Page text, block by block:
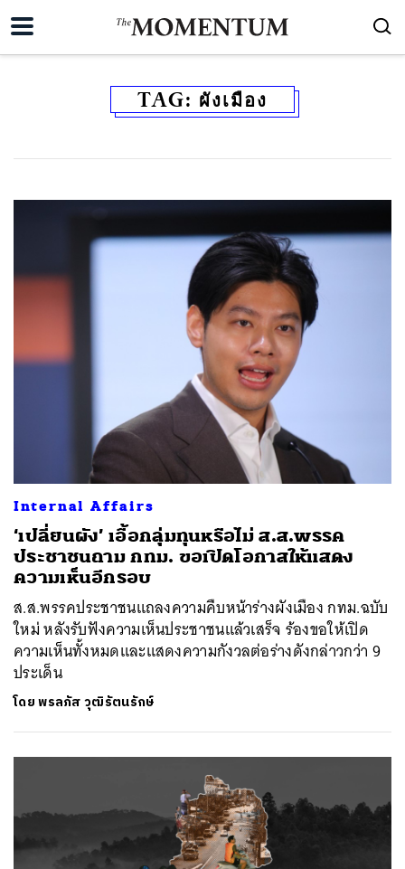
TAG: ผังเมือง
Internal Affairs
‘เปลี่ยนผัง’ เอื้อกลุ่มทุนหรือไม่ ส.ส.พรรค
ประชาชนถาม กทม. ขอเปิดโอกาสให้แสดง
ความเห็นอีกรอบ
ส.ส.พรรคประชาชนแถลงความคืบหน้าร่างผังเมือง กทม.ฉบับ
ใหม่ หลังรับฟังความเห็นประชาชนแล้วเสร็จ ร้องขอให้เปิด
ความเห็นทั้งหมดและแสดงความกังวลต่อร่างดังกล่าวกว่า 9
ประเด็น
โดยพรลภัส วุฒิรัตนรักษ์